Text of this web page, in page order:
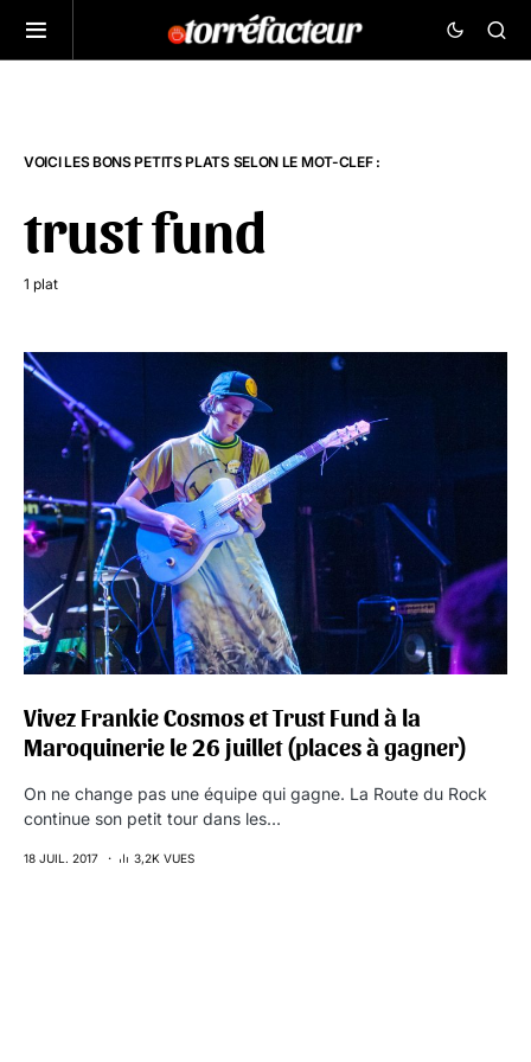
VOICI LES BONS PETITS PLATS SELON LE MOT-CLEF :
trust fund
1 plat
Vivez Frankie Cosmos et Trust Fund à la
Maroquinerie le 26 juillet (places à gagner)
On ne change pas une équipe qui gagne. La Route du Rock
continue son petit tour dans les…
18 JUIL. 2017 3,2K VUES